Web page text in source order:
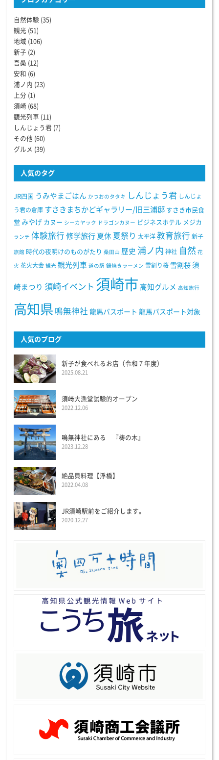
自然体験 (35)
観光 (51)
地域 (106)
新子 (2)
吾桑 (12)
安和 (6)
浦ノ内 (23)
上分 (1)
須崎 (68)
観光列車 (11)
しんじょう君 (7)
その他 (60)
グルメ (39)
人気のタグ
JR四国 うみやまごはん かつおのタタキ しんじょう君 しんじょ
う君の倉庫 すさきまちかどギャラリー/旧三浦邸 すさき市民食
堂 みやげ カヌー シーカヤック ドラゴンカヌー ビジネスホテル メジカ
ランチ 体験旅行 修学旅行 夏休 夏祭り 太平洋 教育旅行 新子
旅館 時代の夜明けのものがたり 桑田山 歴史 浦ノ内 神社 自然 花
火 花火大会 観光 観光列車 道の駅 鍋焼きラーメン 雪割り桜 雪割桜 須
崎まつり 須崎イベント 須崎市 高知グルメ 高知旅行
高知県 鳴無神社 龍馬パスポート 龍馬パスポート対象
人気のブログ
新子が食べれるお店（令和７年度）
2025.08.21
須﨑大漁堂試験的オープン
2022.12.06
鳴無神社にある 『梼の木』
2023.12.28
絶品貝料理【浮橋】
2022.04.08
JR須崎駅前をご紹介します。
2020.12.27